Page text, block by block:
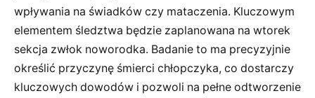
wpływania na świadków czy mataczenia. Kluczowym
elementem śledztwa będzie zaplanowana na wtorek
sekcja zwłok noworodka. Badanie to ma precyzyjnie
określić przyczynę śmierci chłopczyka, co dostarczy
kluczowych dowodów i pozwoli na pełne odtworzenie